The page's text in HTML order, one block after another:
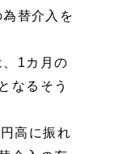
替介入を
1カ月の
なるそう
高に振れ